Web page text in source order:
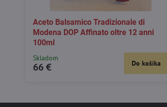
Aceto Balsamico Tradizionale di
Modena DOP Affinato oltre 12 anni
100ml
Skladom
66 € Do košíka